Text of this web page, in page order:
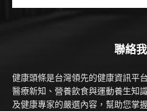
聯絡
健康頭條是台灣領先的健康資訊平
醫療新知、營養飲食與運動養生知
及健康專家的嚴選內容，幫助您掌